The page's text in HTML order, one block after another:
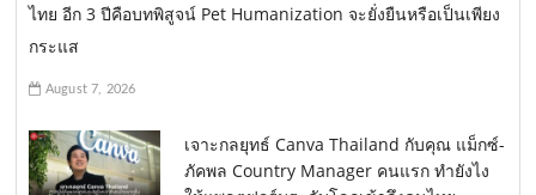
ไทย อีก 3 ปีคือบทพิสูจน์ Pet Humanization จะยั่งยืนหรือเป็นเพียง
กระแส
August 7, 2026
เจาะกลยุทธ์ Canva Thailand กับคุณ แม็กซ์-
ภัคพล Country Manager คนแรก ทำยังไง